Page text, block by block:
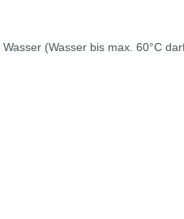
(Wasser bis max. 60°C